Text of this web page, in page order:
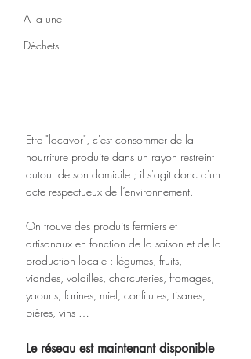
A la une
Déchets
Etre "locavor", c'est consommer de la
nourriture produite dans un rayon restreint
autour de son domicile ; il s'agit donc d'un
acte respectueux de l’environnement.
On trouve des produits fermiers et
artisanaux en fonction de la saison et de la
production locale : légumes, fruits,
viandes, volailles, charcuteries, fromages,
yaourts, farines, miel, confitures, tisanes,
bières, vins …
Le réseau est maintenant disponible